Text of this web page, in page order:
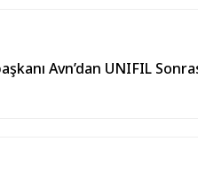
Avn’dan UNIFIL